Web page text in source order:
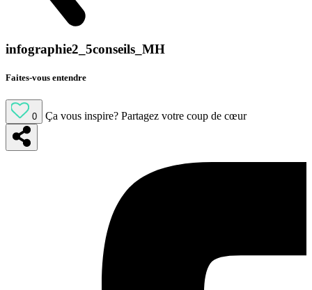
infographie2_5conseils_MH
Faites-vous entendre
0 Ça vous inspire? Partagez votre coup de cœur